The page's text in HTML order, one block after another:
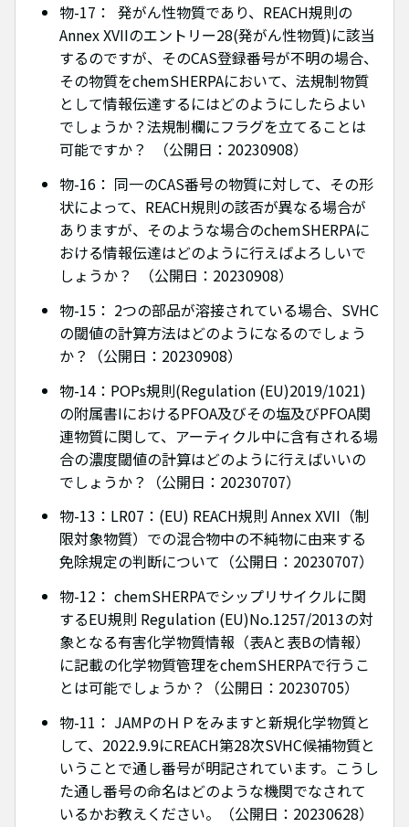
物-17： 発がん性物質であり、REACH規則の
Annex XVIIのエントリー28(発がん性物質)に該当
するのですが、そのCAS登録番号が不明の場合、
その物質をchemSHERPAにおいて、法規制物質
として情報伝達するにはどのようにしたらよい
でしょうか？法規制欄にフラグを立てることは
可能ですか？ （公開日：20230908）
物-16： 同一のCAS番号の物質に対して、その形
状によって、REACH規則の該否が異なる場合が
ありますが、そのような場合のchemSHERPAに
おける情報伝達はどのように行えばよろしいで
しょうか？ （公開日：20230908）
物-15： 2つの部品が溶接されている場合、SVHC
の閾値の計算方法はどのようになるのでしょう
か？（公開日：20230908）
物-14：POPs規則(Regulation (EU)2019/1021)
の附属書IにおけるPFOA及びその塩及びPFOA関
連物質に関して、アーティクル中に含有される場
合の濃度閾値の計算はどのように行えばいいの
でしょうか？（公開日：20230707）
物-13：LR07：(EU) REACH規則 Annex XVII（制
限対象物質）での混合物中の不純物に由来する
免除規定の判断について（公開日：20230707）
物-12： chemSHERPAでシップリサイクルに関
するEU規則 Regulation (EU)No.1257/2013の対
象となる有害化学物質情報（表Aと表Bの情報）
に記載の化学物質管理をchemSHERPAで行うこ
とは可能でしょうか？（公開日：20230705）
物-11： JAMPのＨＰをみますと新規化学物質と
して、2022.9.9にREACH第28次SVHC候補物質と
いうことで通し番号が明記されています。こうし
た通し番号の命名はどのような機関でなされて
いるかお教えください。（公開日：20230628）